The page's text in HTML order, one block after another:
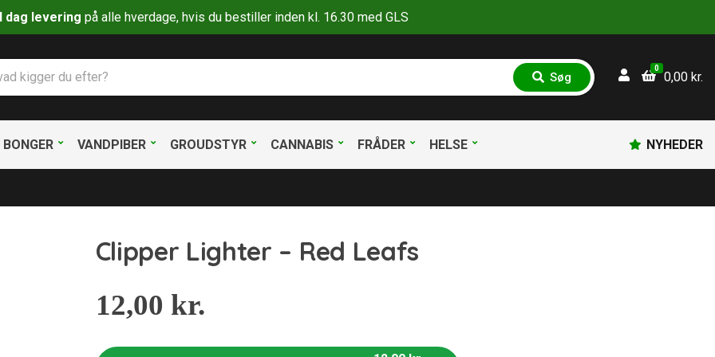
dag levering på alle hverdage, hvis du bestiller inden kl. 16.30 med GLS
S
ø
Søg
0
0,00 kr.
BONGER VANDPIBER GROUDSTYR CANNABIS FRÅDER HELSE NYHEDER
Clipper Lighter – Red Leafs
12,00 kr.